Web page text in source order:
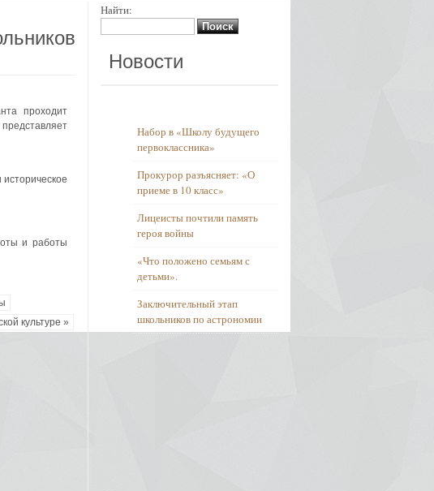
проходит
и работы
культуре »
Найти:
Новости
Набор в «Школу будущего
первоклассника»
Прокурор разъясняет: «О
приеме в 10 класс»
Лицеисты почтили память
героя войны
«Что положено семьям с
детьми».
Заключительный этап
школьников по астрономии